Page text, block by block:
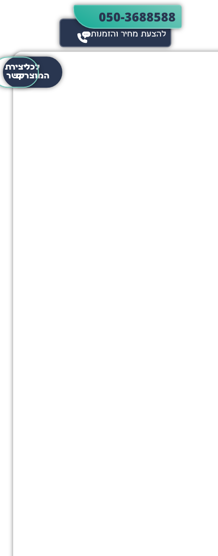
050-3688588
להצעת מחיר והזמנות​​
לכל
המוצרים
יצירת
קשר